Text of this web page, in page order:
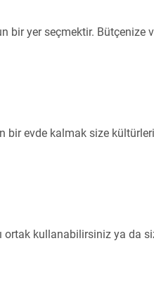
yer seçmektir. Bütçenize
evde kalmak size
kullanabilirsiniz ya da